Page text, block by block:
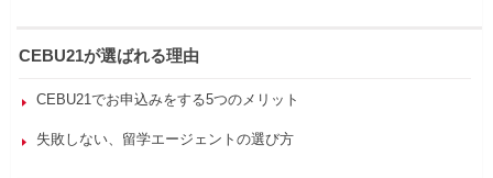
CEBU21が選ばれる理由
CEBU21でお申込みをする5つのメリット
失敗しない、留学エージェントの選び方